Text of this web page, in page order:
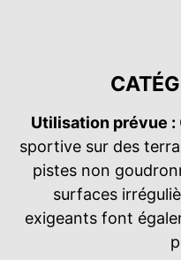
Utilisation prévue :
sportive sur des
pistes non
surfaces
exigeants font